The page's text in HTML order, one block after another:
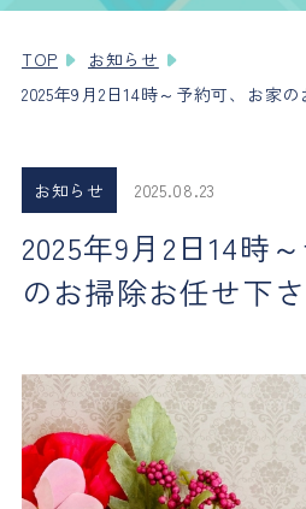
TOP
お知らせ
2025年9月2日14時～予約可、お家
お知らせ 2025.08.23
2025年9月2日14時
のお掃除お任せ下